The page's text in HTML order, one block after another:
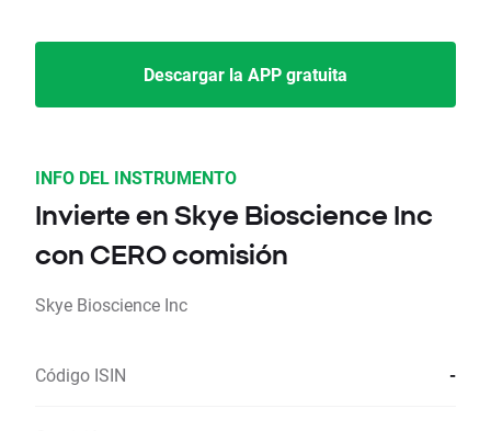
Descargar la APP gratuita
INFO DEL INSTRUMENTO
Invierte en Skye Bioscience Inc
con CERO comisión
Skye Bioscience Inc
Código ISIN -